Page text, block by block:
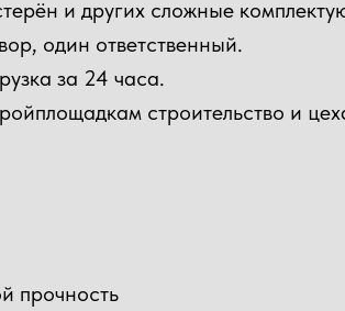
и других сложные
один ответственный.
за 24 часа.
строительство и
прочность